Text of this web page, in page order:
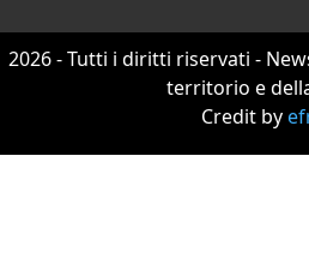
2026 - Tutti i diritti riservati -
territorio e
Credit by